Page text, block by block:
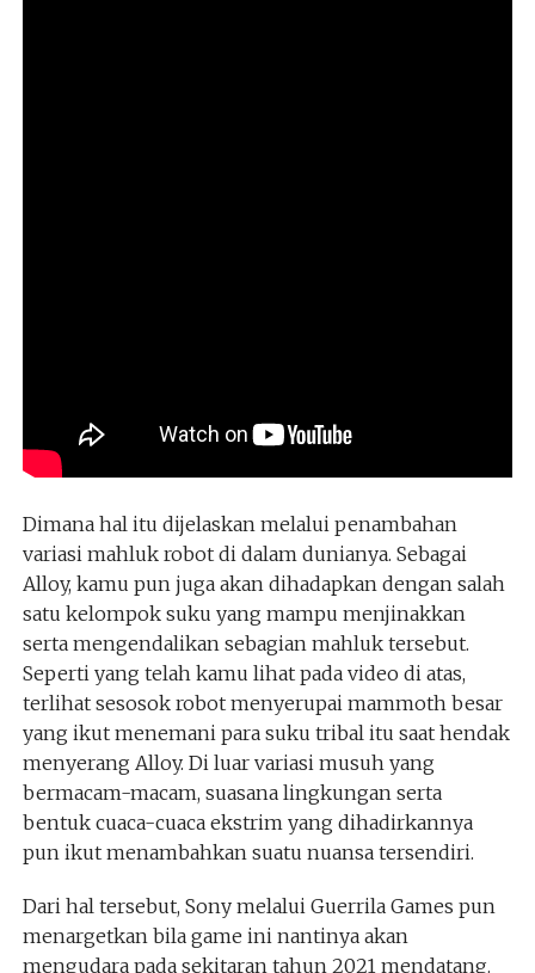
Dimana hal itu dijelaskan melalui penambahan
variasi mahluk robot di dalam dunianya. Sebagai
Alloy, kamu pun juga akan dihadapkan dengan salah
satu kelompok suku yang mampu menjinakkan
serta mengendalikan sebagian mahluk tersebut.
Seperti yang telah kamu lihat pada video di atas,
terlihat sesosok robot menyerupai mammoth besar
yang ikut menemani para suku tribal itu saat hendak
menyerang Alloy. Di luar variasi musuh yang
bermacam-macam, suasana lingkungan serta
bentuk cuaca-cuaca ekstrim yang dihadirkannya
pun ikut menambahkan suatu nuansa tersendiri.
Dari hal tersebut, Sony melalui Guerrila Games pun
menargetkan bila game ini nantinya akan
mengudara pada sekitaran tahun 2021 mendatang.